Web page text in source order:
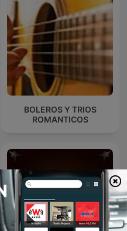
BOLEROS Y TRIOS
ROMANTICOS